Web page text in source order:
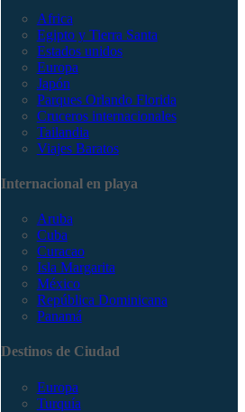
Africa
Egipto y Tierra Santa
Estados unidos
Europa
Japón
Parques Orlando Florida
Cruceros internacionales
Tailandia
Viajes Baratos
Internacional en playa
Aruba
Cuba
Curacao
Isla Margarita
México
República Dominicana
Panamá
Destinos de Ciudad
Europa
Turquía